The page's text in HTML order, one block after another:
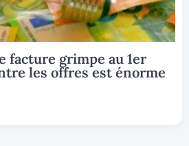
facture grimpe au 1er
les offres est énorme